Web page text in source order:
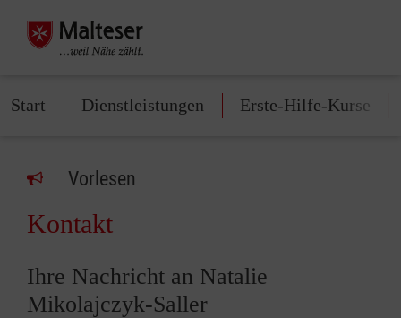
Start Dienstleistungen Erste-Hilfe-Kurse
Vorlesen
Kontakt
Ihre Nachricht an Natalie
Mikolajczyk-Saller